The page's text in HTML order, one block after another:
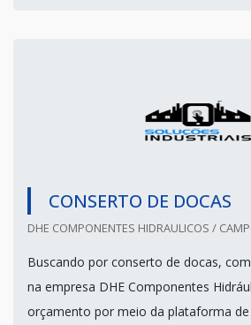
CONSERTO DE DOCAS
DHE COMPONENTES HIDRAULICOS /
Buscando por conserto de docas,
na empresa DHE Componentes
orçamento por meio da plataforma de